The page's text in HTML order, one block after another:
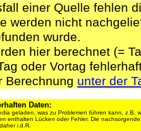
einer Quelle fehlen
werden nicht
wurde.
hier berechnet (=
oder Vortag
Berechnung unter der
Daten:
geladen, was zu Problemen führen kann, z.B.
enthalten Lücken oder Fehler. Die
i.d.R.